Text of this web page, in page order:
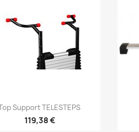
Aperçu rapide
Support TELESTEPS
119,38 €